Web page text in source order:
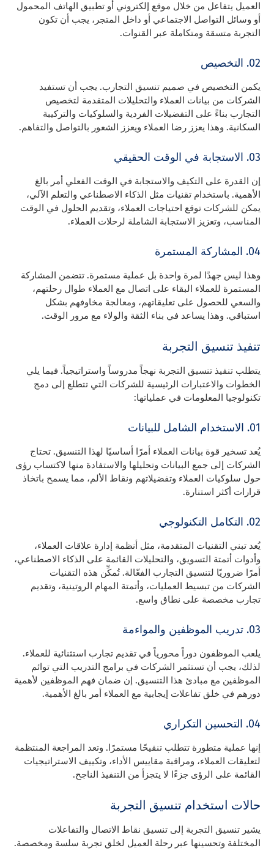
العميل يتفاعل من خلال موقع إلكتروني أو تطبيق الهاتف المحمول
أو وسائل التواصل الاجتماعي أو داخل المتجر، يجب أن تكون
التجربة متسقة ومتكاملة عبر القنوات.
02. التخصيص
يكمن التخصيص في صميم تنسيق التجارب. يجب أن تستفيد
الشركات من بيانات العملاء والتحليلات المتقدمة لتخصيص
التجارب بناءً على التفضيلات الفردية والسلوكيات والتركيبة
السكانية. وهذا يعزز رضا العملاء ويعزز الشعور بالتواصل والتفاهم.
03. الاستجابة في الوقت الحقيقي
إن القدرة على التكيف والاستجابة في الوقت الفعلي أمر بالغ
الأهمية. باستخدام تقنيات مثل الذكاء الاصطناعي والتعلم الآلي،
يمكن للشركات توقع احتياجات العملاء، وتقديم الحلول في الوقت
المناسب، وتعزيز الاستجابة الشاملة لرحلات العملاء.
04. المشاركة المستمرة
وهذا ليس جهدًا لمرة واحدة بل عملية مستمرة. تتضمن المشاركة
المستمرة للعملاء البقاء على اتصال مع العملاء طوال رحلتهم،
والسعي للحصول على تعليقاتهم، ومعالجة مخاوفهم بشكل
استباقي. وهذا يساعد في بناء الثقة والولاء مع مرور الوقت.
تنفيذ تنسيق التجربة
يتطلب تنفيذ تنسيق التجربة نهجاً مدروساً واستراتيجياً. فيما يلي
الخطوات والاعتبارات الرئيسية للشركات التي تتطلع إلى دمج
تكنولوجيا المعلومات في عملياتها:
01. الاستخدام الشامل للبيانات
يُعد تسخير قوة بيانات العملاء أمرًا أساسيًا لهذا التنسيق. تحتاج
الشركات إلى جمع البيانات وتحليلها والاستفادة منها لاكتساب رؤى
حول سلوكيات العملاء وتفضيلاتهم ونقاط الألم، مما يسمح باتخاذ
قرارات أكثر استنارة.
02. التكامل التكنولوجي
يُعد تبني التقنيات المتقدمة، مثل أنظمة إدارة علاقات العملاء،
وأدوات أتمتة التسويق، والتحليلات القائمة على الذكاء الاصطناعي،
أمرًا ضروريًا لتنسيق التجارب الفعّالة. تُمكِّن هذه التقنيات
الشركات من تبسيط العمليات، وأتمتة المهام الروتينية، وتقديم
تجارب مخصصة على نطاق واسع.
03. تدريب الموظفين والمواءمة
يلعب الموظفون دوراً محورياً في تقديم تجارب استثنائية للعملاء.
لذلك، يجب أن تستثمر الشركات في برامج التدريب التي توائم
الموظفين مع مبادئ هذا التنسيق. إن ضمان فهم الموظفين لأهمية
دورهم في خلق تفاعلات إيجابية مع العملاء أمر بالغ الأهمية.
04. التحسين التكراري
إنها عملية متطورة تتطلب تنقيحًا مستمرًا. وتعد المراجعة المنتظمة
لتعليقات العملاء، ومراقبة مقاييس الأداء، وتكييف الاستراتيجيات
القائمة على الرؤى جزءًا لا يتجزأ من التنفيذ الناجح.
حالات استخدام تنسيق التجربة
يشير تنسيق التجربة إلى تنسيق نقاط الاتصال والتفاعلات
المختلفة وتحسينها عبر رحلة العميل لخلق تجربة سلسة ومخصصة.